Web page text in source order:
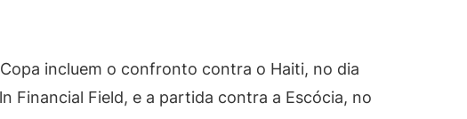
incluem o confronto contra o Haiti, no dia
Financial Field, e a partida contra a Escócia, no